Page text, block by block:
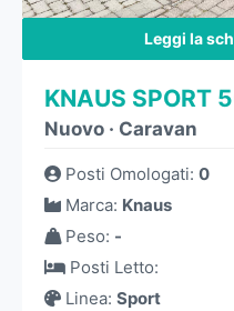
Leggi la
KNAUS SPORT
Nuovo · Caravan
Posti Omologati: 0
Marca: Knaus
Peso: -
Posti Letto:
Linea: Sport